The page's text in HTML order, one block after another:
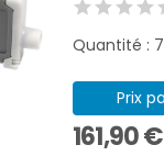
Quantité :
Prix
161,90 €